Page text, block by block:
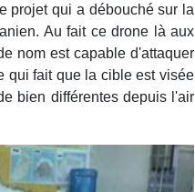
projet qui a débouché sur la
Au fait ce drone là aux
nom est capable d'attaquer
qui fait que la cible est visée
bien différentes depuis l'air